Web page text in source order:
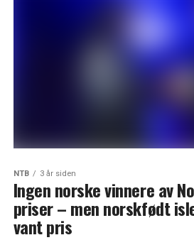
NTB 3 år siden
Ingen norske vinnere av
priser – men norskfødt
vant pris